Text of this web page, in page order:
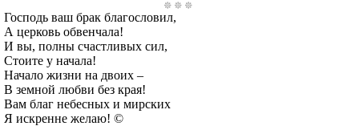
Господь ваш брак благословил,
А церковь обвенчала!
И вы, полны счастливых сил,
Стоите у начала!
Начало жизни на двоих –
В земной любви без края!
Вам благ небесных и мирских
Я искренне желаю! ©